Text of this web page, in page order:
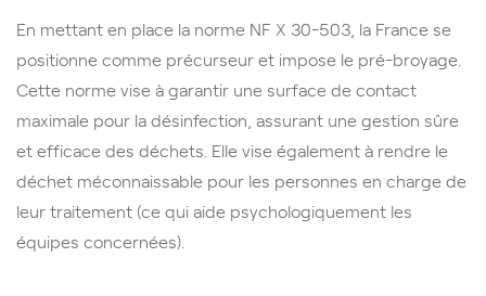
En mettant en place la norme NF X 30-503, la France se
positionne comme précurseur et impose le pré-broyage.
Cette norme vise à garantir une surface de contact
maximale pour la désinfection, assurant une gestion sûre
et efficace des déchets. Elle vise également à rendre le
déchet méconnaissable pour les personnes en charge de
leur traitement (ce qui aide psychologiquement les
équipes concernées).